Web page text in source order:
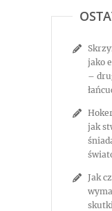
jako
–
jak
Jak